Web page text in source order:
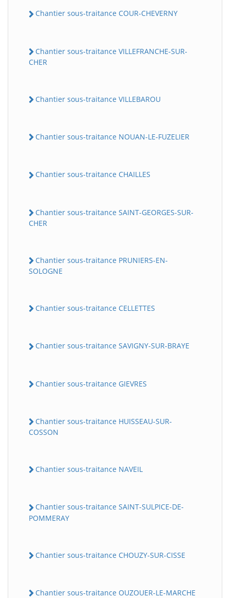
Chantier sous-traitance COUR-CHEVERNY
Chantier sous-traitance VILLEFRANCHE-SUR-
CHER
Chantier sous-traitance VILLEBAROU
Chantier sous-traitance NOUAN-LE-FUZELIER
Chantier sous-traitance CHAILLES
Chantier sous-traitance SAINT-GEORGES-SUR-
CHER
Chantier sous-traitance PRUNIERS-EN-
SOLOGNE
Chantier sous-traitance CELLETTES
Chantier sous-traitance SAVIGNY-SUR-BRAYE
Chantier sous-traitance GIEVRES
Chantier sous-traitance HUISSEAU-SUR-
COSSON
Chantier sous-traitance NAVEIL
Chantier sous-traitance SAINT-SULPICE-DE-
POMMERAY
Chantier sous-traitance CHOUZY-SUR-CISSE
Chantier sous-traitance OUZOUER-LE-MARCHE